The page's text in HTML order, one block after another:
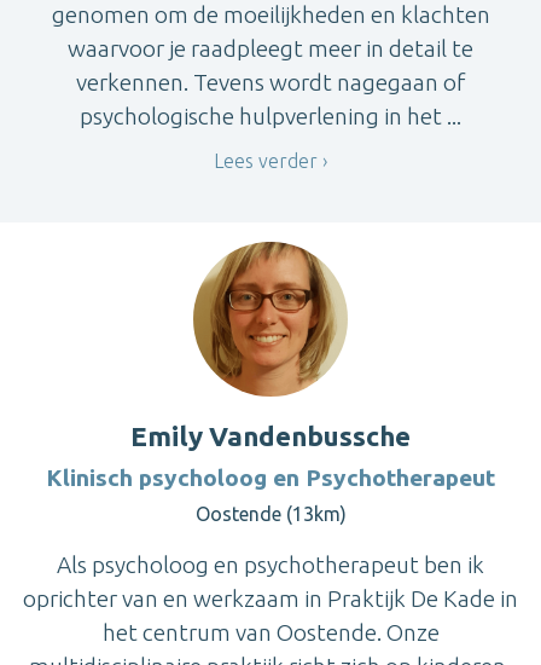
genomen om de moeilijkheden en klachten
waarvoor je raadpleegt meer in detail te
verkennen. Tevens wordt nagegaan of
psychologische hulpverlening in het ...
Lees verder
Emily Vandenbussche
Klinisch psycholoog en Psychotherapeut
Oostende (13km)
Als psycholoog en psychotherapeut ben ik
oprichter van en werkzaam in Praktijk De Kade in
het centrum van Oostende. Onze